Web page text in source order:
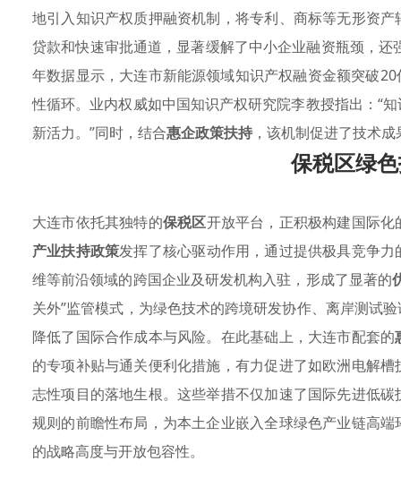
地引入知识产权质押融资机制，将专利、商标等无形资
贷款和快速审批通道，显著缓解了中小企业融资瓶颈，还
年数据显示，大连市新能源领域知识产权融资金额突破
性循环。业内权威如中国知识产权研究院李教授指出：“
新活力。”同时，结合惠企政策扶持 ，该机制促进了技术
保税区绿
大连市依托其独特的保税区开放平台，正积极构建国际
产业扶持政策发挥了核心驱动作用，通过提供极具竞争力
维等前沿领域的跨国企业及研发机构入驻，形成了显著的
关外”监管模式，为绿色技术的跨境研发协作、离岸测试
降低了国际合作成本与风险。在此基础上，大连市配套的
的专项补贴与通关便利化措施，有力促进了如欧洲电解
志性项目的落地生根。这些举措不仅加速了国际先进低
规则的前瞻性布局，为本土企业嵌入全球绿色产业链高
的战略高度与开放包容性。